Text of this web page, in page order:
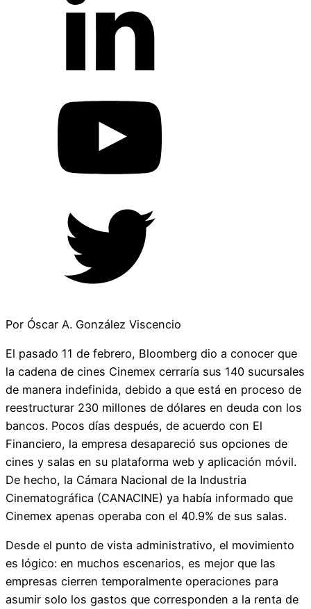
Por Óscar A. González Viscencio
El pasado 11 de febrero, Bloomberg dio a conocer que
la cadena de cines Cinemex cerraría sus 140 sucursales
de manera indefinida, debido a que está en proceso de
reestructurar 230 millones de dólares en deuda con los
bancos. Pocos días después, de acuerdo con El
Financiero, la empresa desapareció sus opciones de
cines y salas en su plataforma web y aplicación móvil.
De hecho, la Cámara Nacional de la Industria
Cinematográfica (CANACINE) ya había informado que
Cinemex apenas operaba con el 40.9% de sus salas.
Desde el punto de vista administrativo, el movimiento
es lógico: en muchos escenarios, es mejor que las
empresas cierren temporalmente operaciones para
asumir solo los gastos que corresponden a la renta de